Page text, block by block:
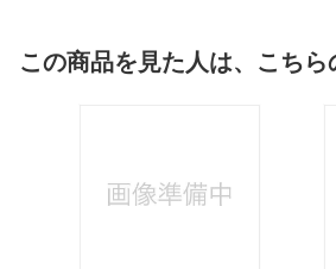
この商品を見た人は、こち